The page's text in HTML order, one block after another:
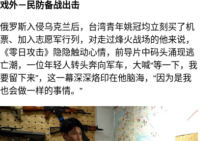
戏外－民防备战出击
俄罗斯入侵乌克兰后，台湾青年姚冠均立刻买了机
票、加入志愿军行列，对走过烽火战场的他来说，
《零日攻击》隐隐触动心情，前导片中码头涌现逃
亡潮，一位年轻人转头奔向军车，大喊“等一下，我
要留下来”，这一幕深深烙印在他脑海，“因为是我
也会做一样的事情。”